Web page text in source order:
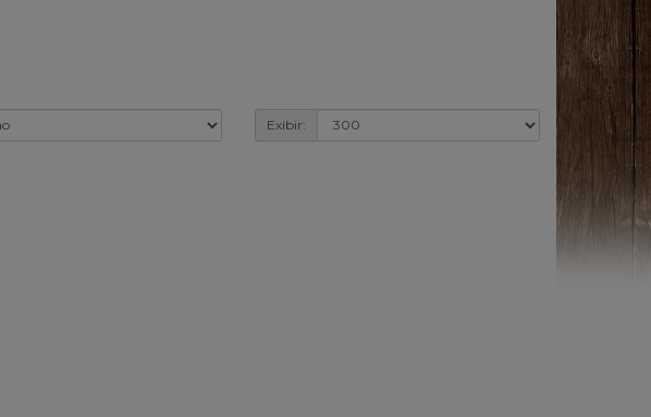
Exibir: